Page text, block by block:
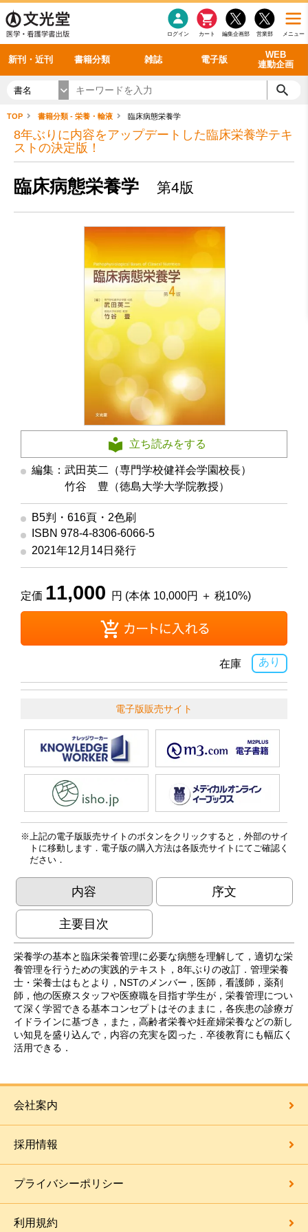
メニュー
営業部
編集企画部
カート
ログイン
新刊・近刊 書籍分類 雑誌 電子版
WEB
連動企画
感染症 老年医学
看護・介護
呼吸器
循環器
シリーズ一覧
雑誌投稿規定
理学療法
雑誌案内・年間購読 最新号 バックナンバー
電子書籍
電子雑誌
書籍「データに基づく臨床動作分析」WEB動画
書籍「眼手術学」WEB動画
書籍「神経症候学 II 改訂第二版」 WEB動画
新刊一覧
今後の発行予定
書名
TOP 書籍分類 - 栄養・輸液 臨床病態栄養学
8年ぶりに内容をアップデートした臨床栄養学テキ
ストの決定版！
臨床病態栄養学 第4版
立ち読みをする
編集：武田英二（専門学校健祥会学園校長）
竹谷 豊（徳島大学大学院教授）
B5判・616頁・2色刷
ISBN 978-4-8306-6066-5
2021年12月14日発行
定価 11,000 円 (本体 10,000円 ＋ 税10%)
あり
在庫
電子版販売サイト
上記の電子版販売サイトのボタンをクリックすると，外部のサイ
トに移動します．電子版の購入方法は各販売サイトにてご確認く
ださい．
内容 序文
主要目次
栄養学の基本と臨床栄養管理に必要な病態を理解して，適切な栄
養管理を行うための実践的テキスト，8年ぶりの改訂．管理栄養
士・栄養士はもとより，NSTのメンバー，医師，看護師，薬剤
師，他の医療スタッフや医療職を目指す学生が，栄養管理につい
て深く学習できる基本コンセプトはそのままに，各疾患の診療ガ
イドラインに基づき，また，高齢者栄養や妊産婦栄養などの新し
い知見を盛り込んで，内容の充実を図った．卒後教育にも幅広く
活用できる．
会社案内
採用情報
プライバシーポリシー
利用規約